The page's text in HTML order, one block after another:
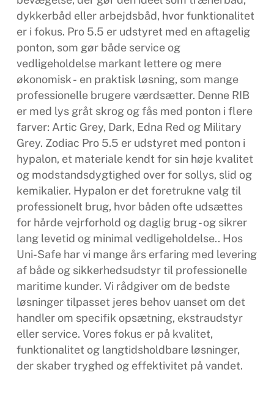
dykkerbåd eller arbejdsbåd, hvor funktionalitet
er i fokus. Pro 5.5 er udstyret med en aftagelig
ponton, som gør både service og
vedligeholdelse markant lettere og mere
økonomisk - en praktisk løsning, som mange
professionelle brugere værdsætter. Denne RIB
er med lys gråt skrog og fås med ponton i flere
farver: Artic Grey, Dark, Edna Red og Military
Grey. Zodiac Pro 5.5 er udstyret med ponton i
hypalon, et materiale kendt for sin høje kvalitet
og modstandsdygtighed over for sollys, slid og
kemikalier. Hypalon er det foretrukne valg til
professionelt brug, hvor båden ofte udsættes
for hårde vejrforhold og daglig brug - og sikrer
lang levetid og minimal vedligeholdelse.. Hos
Uni-Safe har vi mange års erfaring med levering
af både og sikkerhedsudstyr til professionelle
maritime kunder. Vi rådgiver om de bedste
løsninger tilpasset jeres behov uanset om det
handler om specifik opsætning, ekstraudstyr
eller service. Vores fokus er på kvalitet,
funktionalitet og langtidsholdbare løsninger,
der skaber tryghed og effektivitet på vandet.